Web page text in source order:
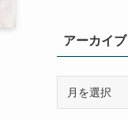
ーアーカイブ